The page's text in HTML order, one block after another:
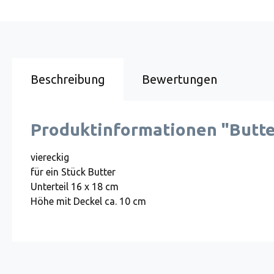
Beschreibung Bewertungen
Produktinformationen
viereckig
für ein Stück Butter
Unterteil 16 x 18 cm
Höhe mit Deckel ca. 10 cm